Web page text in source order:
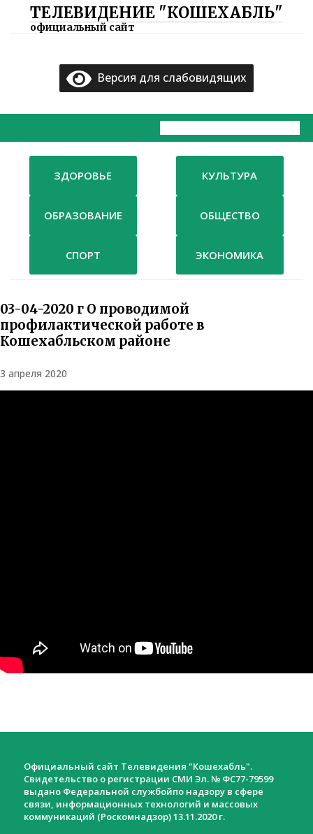
ТЕЛЕВИДЕНИЕ "КОШЕХАБЛЬ"
официальный сайт
Версия для слабовидящих
Документы
Контакты
ЗДОРОВЬЕ КУЛЬТУРА
ОБРАЗОВАНИЕ ОБЩЕСТВО
СПОРТ ЭКОНОМИКА
03-04-2020 г О проводимой
профилактической работе в
Кошехабльском районе
3 апреля 2020
Официальный сайт Телевидения "Кошехабль".
Свидетельство о регистрации СМИ Эл. № ФС77-79599
выдано Федеральной службойпо надзору в сфере
связи, информационных технологий и массовых
коммуникаций (Роскомнадзор) 13.11.2020 г.